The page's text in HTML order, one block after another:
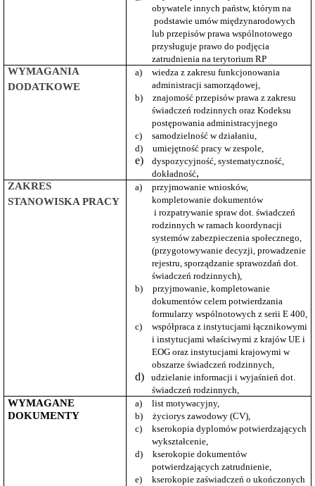
załatwiania
spraw
Konkursy/Dotacje
zamówień
Oferty
pracy
obywatele innych państw, którym na
podstawie umów międzynarodowych
lub przepisów prawa wspólnotowego
przysługuje prawo do podjęcia
zatrudnienia na terytorium RP
WYMAGANIA
DODATKOWE
a)
wiedza z zakresu funkcjonowania
administracji samorządowej,
b)
znajomość przepisów prawa z zakresu
świadczeń rodzinnych oraz Kodeksu
postępowania administracyjnego
c)
samodzielność w działaniu,
d)
umiejętność pracy w zespole,
e)
dyspozycyjność, systematyczność,
dokładność,
ZAKRES
STANOWISKA PRACY
a)
przyjmowanie wniosków,
kompletowanie dokumentów
i rozpatrywanie spraw dot. świadczeń
rodzinnych w ramach koordynacji
systemów zabezpieczenia społecznego,
(przygotowywanie decyzji, prowadzenie
rejestru, sporządzanie sprawozdań dot.
świadczeń rodzinnych),
b)
przyjmowanie, kompletowanie
dokumentów celem potwierdzania
formularzy wspólnotowych z serii E 400,
c)
współpraca z instytucjami łącznikowymi
i instytucjami właściwymi z krajów UE i
EOG oraz instytucjami krajowymi w
obszarze świadczeń rodzinnych,
d)
udzielanie informacji i wyjaśnień dot.
świadczeń rodzinnych,
WYMAGANE
DOKUMENTY
a)
list motywacyjny,
b)
życiorys zawodowy (CV),
c)
kserokopia dyplomów potwierdzających
wykształcenie,
d)
kserokopie dokumentów
potwierdzających zatrudnienie,
e)
kserokopie zaświadczeń o ukończonych